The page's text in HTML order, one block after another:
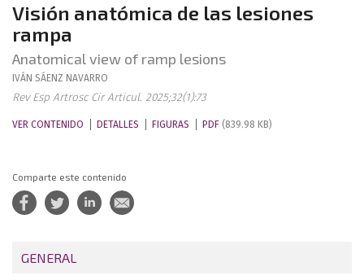
Visión anatómica de las lesiones
rampa
Anatomical view of ramp lesions
IVÁN SÁENZ NAVARRO
Rev Esp Artrosc Cir Articul. 2025;32(1):73
VER CONTENIDO DETALLES FIGURAS PDF (839.98 KB)
Comparte este contenido
GENERAL